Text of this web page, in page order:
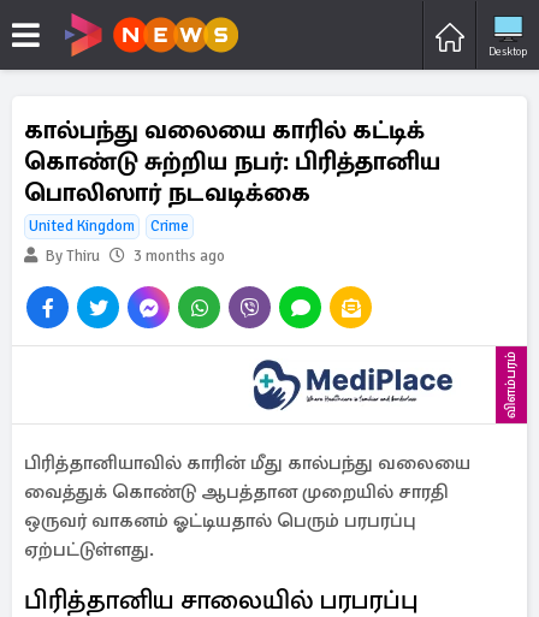
Desktop
கால்பந்து வலையை காரில் கட்டிக்
கொண்டு சுற்றிய நபர்: பிரித்தானிய
பொலிஸார் நடவடிக்கை
United Kingdom
Crime
By Thiru
3 months ago
விளம்பரம்
பிரித்தானியாவில் காரின் மீது கால்பந்து வலையை
வைத்துக் கொண்டு ஆபத்தான முறையில் சாரதி
ஒருவர் வாகனம் ஓட்டியதால் பெரும் பரபரப்பு
ஏற்பட்டுள்ளது.
பிரித்தானிய சாலையில் பரபரப்பு